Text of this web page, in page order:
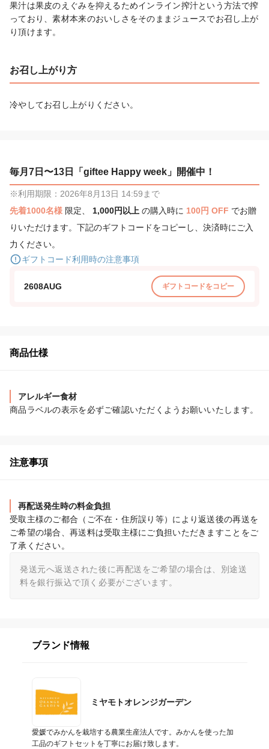
果汁は果皮のえぐみを抑えるためインライン搾汁という方法で搾
っており、素材本来のおいしさをそのままジュースでお召し上が
り頂けます。
お召し上がり方
冷やしてお召し上がりください。
毎月7日〜13日「giftee Happy week」開催中！
※利用期限：2026年8月13日 14:59まで
先着1000名様 限定、 1,000円以上 の購入時に 100円 OFF でお贈
りいただけます。下記のギフトコードをコピーし、決済時にご入
力ください。
ギフトコード利用時の注意事項
2608AUG ギフトコードをコピー
商品仕様
アレルギー食材
商品ラベルの表示を必ずご確認いただくようお願いいたします。
注意事項
再配送発生時の料金負担
受取主様のご都合（ご不在・住所誤り等）により返送後の再送を
ご希望の場合、再送料は受取主様にご負担いただきますことをご
了承ください。
発送元へ返送された後に再配送をご希望の場合は、別途送
料を銀行振込で頂く必要がございます。
ブランド情報
ミヤモトオレンジガーデン
愛媛でみかんを栽培する農業生産法人です。みかんを使った加
工品のギフトセットを丁寧にお届け致します。